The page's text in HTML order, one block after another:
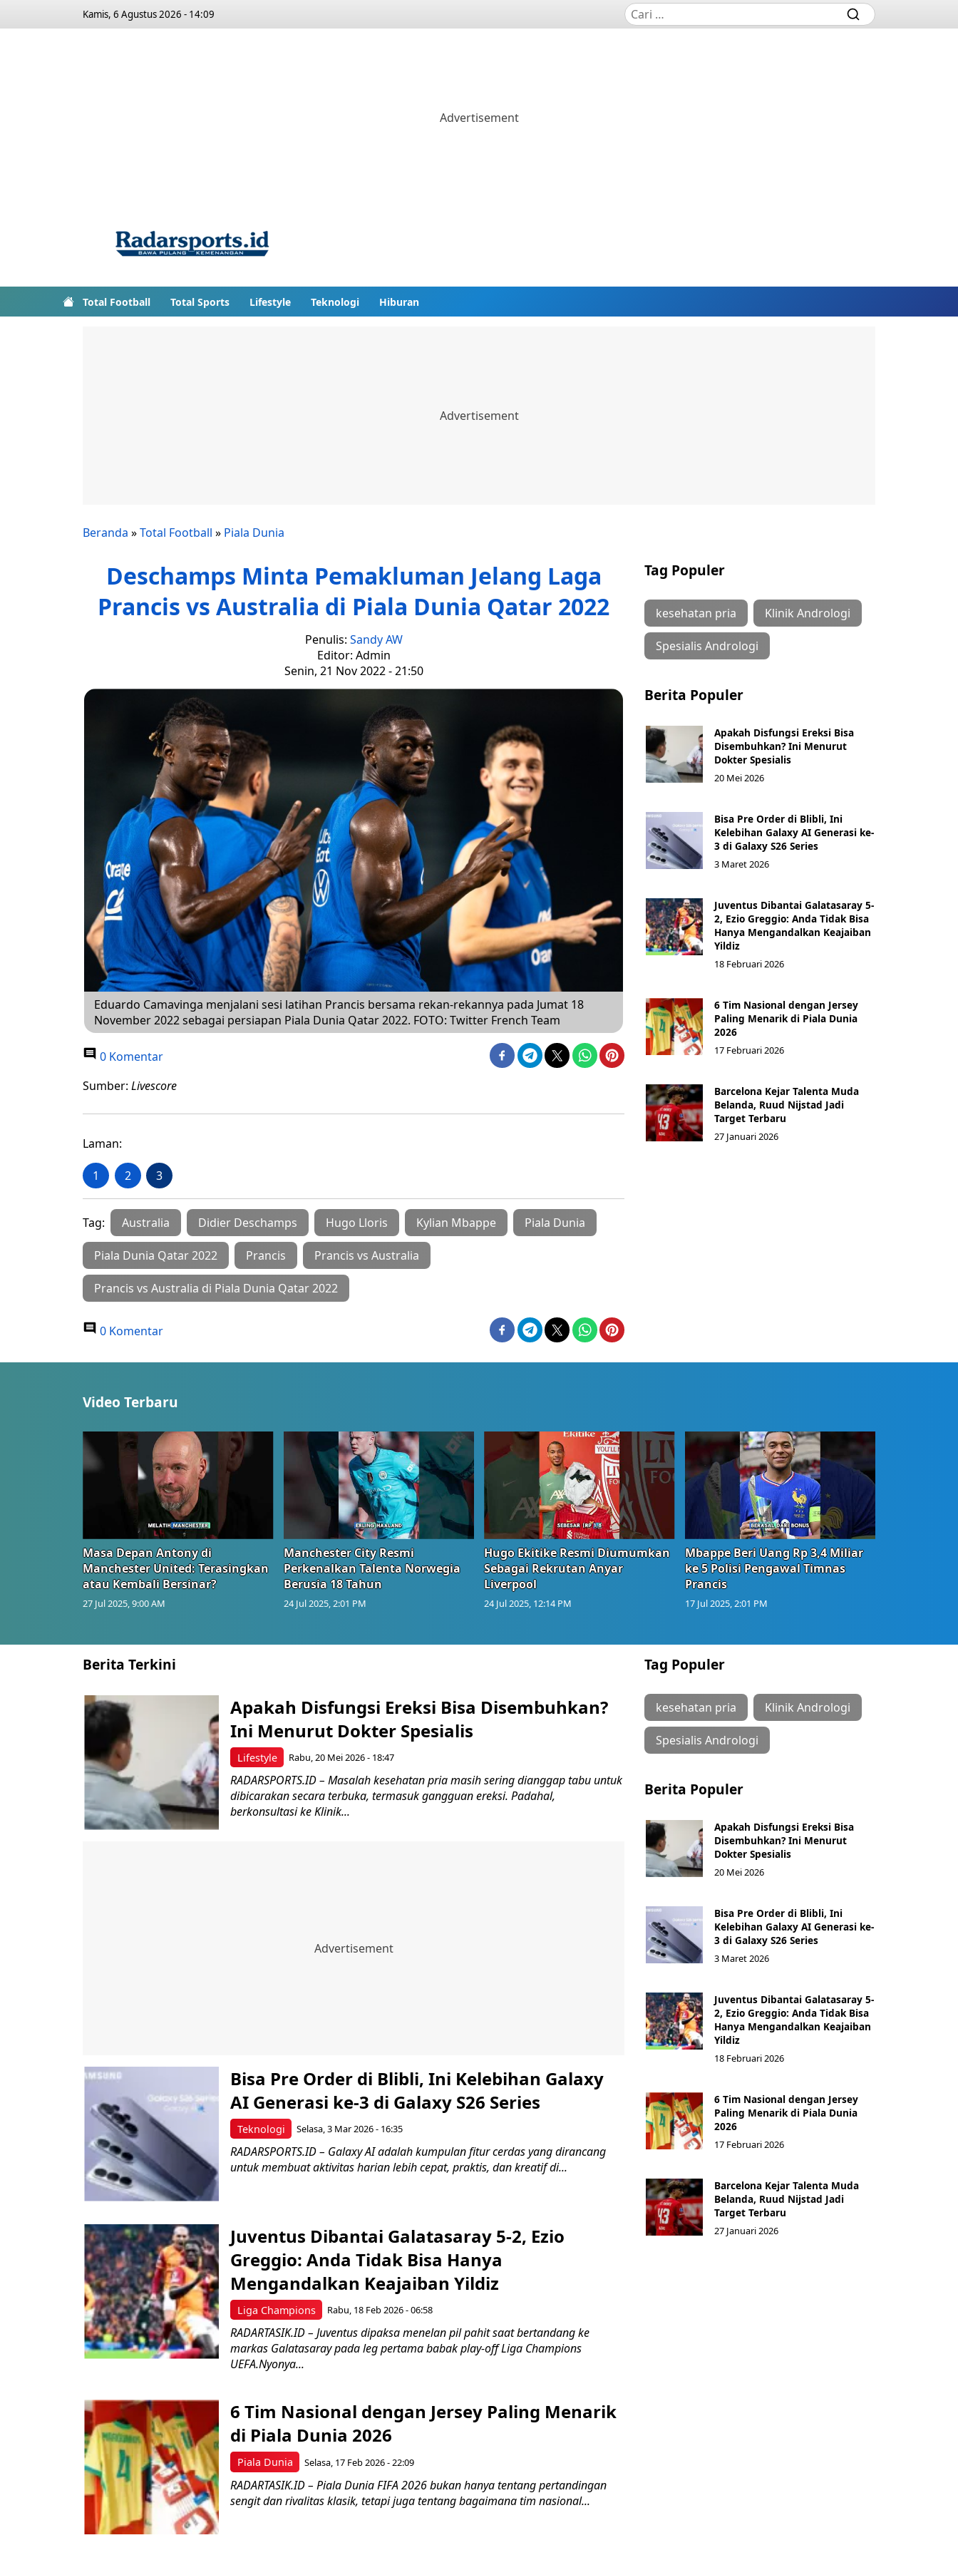
Kamis, 6 Agustus 2026 - 14:09
Total Football Total Sports Lifestyle Teknologi Hiburan
Beranda »Total Football » Piala Dunia
Deschamps Minta Pemakluman Jelang Laga
Prancis vs Australia di Piala Dunia Qatar 2022
Penulis: Sandy AW
Editor: Admin
Senin, 21 Nov 2022 - 21:50
Eduardo Camavinga menjalani sesi latihan Prancis bersama rekan-rekannya pada Jumat 18
November 2022 sebagai persiapan Piala Dunia Qatar 2022. FOTO: Twitter French Team
0 Komentar
Sumber: Livescore
Laman:
1 2 3
Tag: Australia Didier Deschamps Hugo Lloris Kylian Mbappe Piala Dunia
Piala Dunia Qatar 2022 Prancis Prancis vs Australia
Prancis vs Australia di Piala Dunia Qatar 2022
0 Komentar
Tag Populer
kesehatan pria Klinik Andrologi
Spesialis Andrologi
Berita Populer
Apakah Disfungsi Ereksi Bisa
Disembuhkan? Ini Menurut
Dokter Spesialis
20 Mei 2026
Bisa Pre Order di Blibli, Ini
Kelebihan Galaxy AI Generasi ke-
3 di Galaxy S26 Series
3 Maret 2026
Juventus Dibantai Galatasaray 5-
2, Ezio Greggio: Anda Tidak Bisa
Hanya Mengandalkan Keajaiban
Yildiz
18 Februari 2026
6 Tim Nasional dengan Jersey
Paling Menarik di Piala Dunia
2026
17 Februari 2026
Barcelona Kejar Talenta Muda
Belanda, Ruud Nijstad Jadi
Target Terbaru
27 Januari 2026
Video Terbaru
Masa Depan Antony di
Manchester United: Terasingkan
atau Kembali Bersinar?
27 Jul 2025, 9:00 AM
Manchester City Resmi
Perkenalkan Talenta Norwegia
Berusia 18 Tahun
24 Jul 2025, 2:01 PM
Hugo Ekitike Resmi Diumumkan
Sebagai Rekrutan Anyar
Liverpool
24 Jul 2025, 12:14 PM
Mbappe Beri Uang Rp 3,4 Miliar
ke 5 Polisi Pengawal Timnas
Prancis
17 Jul 2025, 2:01 PM
Berita Terkini
Lifestyle
Apakah Disfungsi Ereksi Bisa Disembuhkan?
Ini Menurut Dokter Spesialis
Rabu, 20 Mei 2026 - 18:47
RADARSPORTS.ID – Masalah kesehatan pria masih sering dianggap tabu untuk
dibicarakan secara terbuka, termasuk gangguan ereksi. Padahal,
berkonsultasi ke Klinik...
Teknologi
Bisa Pre Order di Blibli, Ini Kelebihan Galaxy
AI Generasi ke-3 di Galaxy S26 Series
Selasa, 3 Mar 2026 - 16:35
RADARSPORTS.ID – Galaxy AI adalah kumpulan fitur cerdas yang dirancang
untuk membuat aktivitas harian lebih cepat, praktis, dan kreatif di...
Liga Champions
Juventus Dibantai Galatasaray 5-2, Ezio
Greggio: Anda Tidak Bisa Hanya
Mengandalkan Keajaiban Yildiz
Rabu, 18 Feb 2026 - 06:58
RADARTASIK.ID – Juventus dipaksa menelan pil pahit saat bertandang ke
markas Galatasaray pada leg pertama babak play-off Liga Champions
UEFA.Nyonya...
Piala Dunia
6 Tim Nasional dengan Jersey Paling Menarik
di Piala Dunia 2026
Selasa, 17 Feb 2026 - 22:09
RADARTASIK.ID – Piala Dunia FIFA 2026 bukan hanya tentang pertandingan
sengit dan rivalitas klasik, tetapi juga tentang bagaimana tim nasional...
Tag Populer
kesehatan pria Klinik Andrologi
Spesialis Andrologi
Berita Populer
Apakah Disfungsi Ereksi Bisa
Disembuhkan? Ini Menurut
Dokter Spesialis
20 Mei 2026
Bisa Pre Order di Blibli, Ini
Kelebihan Galaxy AI Generasi ke-
3 di Galaxy S26 Series
3 Maret 2026
Juventus Dibantai Galatasaray 5-
2, Ezio Greggio: Anda Tidak Bisa
Hanya Mengandalkan Keajaiban
Yildiz
18 Februari 2026
6 Tim Nasional dengan Jersey
Paling Menarik di Piala Dunia
2026
17 Februari 2026
Barcelona Kejar Talenta Muda
Belanda, Ruud Nijstad Jadi
Target Terbaru
27 Januari 2026